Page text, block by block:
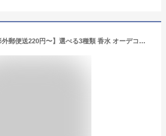
舞妓夢コロン 【定形外郵便送220円〜】選べる3種類 香水 オーデコロン 香水 ★京都の香水★ 金木犀 桜 山梔子の香り 携帯